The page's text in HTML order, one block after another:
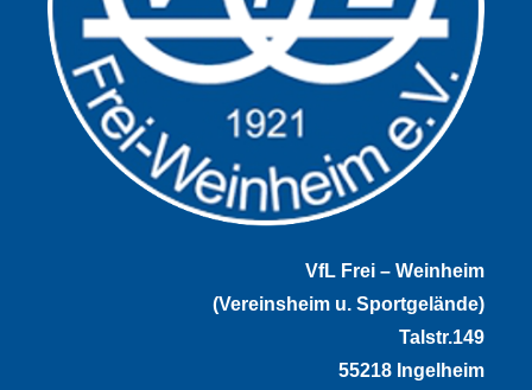
VfL Frei – Weinheim
(Vereinsheim u. Sportgelände)
Talstr.149
55218 Ingelheim